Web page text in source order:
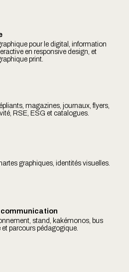
pour le digital, information
en responsive design, et
print.
magazines, journaux, flyers,
RSE, ESG et catalogues.
graphiques, identités visuelles.
communication
stand, kakémonos, bus
parcours pédagogique.